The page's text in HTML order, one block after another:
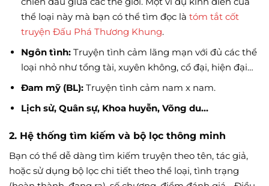
thể loại này mà bạn có thể tìm đọc là tóm tắt cốt
truyện Đấu Phá Thương Khung.
Ngôn tình:Truyện tình cảm lãng mạn với đủ các thể
loại nhỏ như tổng tài, xuyên không, cổ đại, hiện đại…
Đam mỹ (BL):Truyện tình cảm nam x nam.
Lịch sử, Quân sự, Khoa huyễn, Võng du…
2. Hệ thống tìm kiếm và bộ lọc thông minh
Bạn có thể dễ dàng tìm kiếm truyện theo tên, tác giả,
hoặc sử dụng bộ lọc chi tiết theo thể loại, tình trạng